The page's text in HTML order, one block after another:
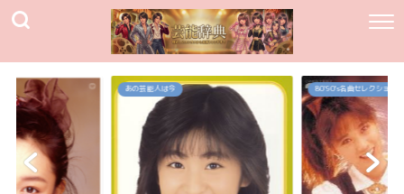
あの芸能人は今 80`90's名曲セレクション